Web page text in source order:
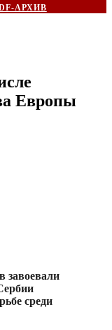
АРХИВ
Европы
завоевали
среди